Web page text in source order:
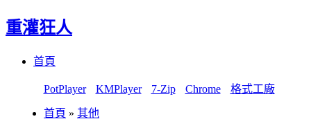
重灌狂人
首頁
PotPlayer KMPlayer 7-Zip Chrome 格式工廠
首頁 » 其他